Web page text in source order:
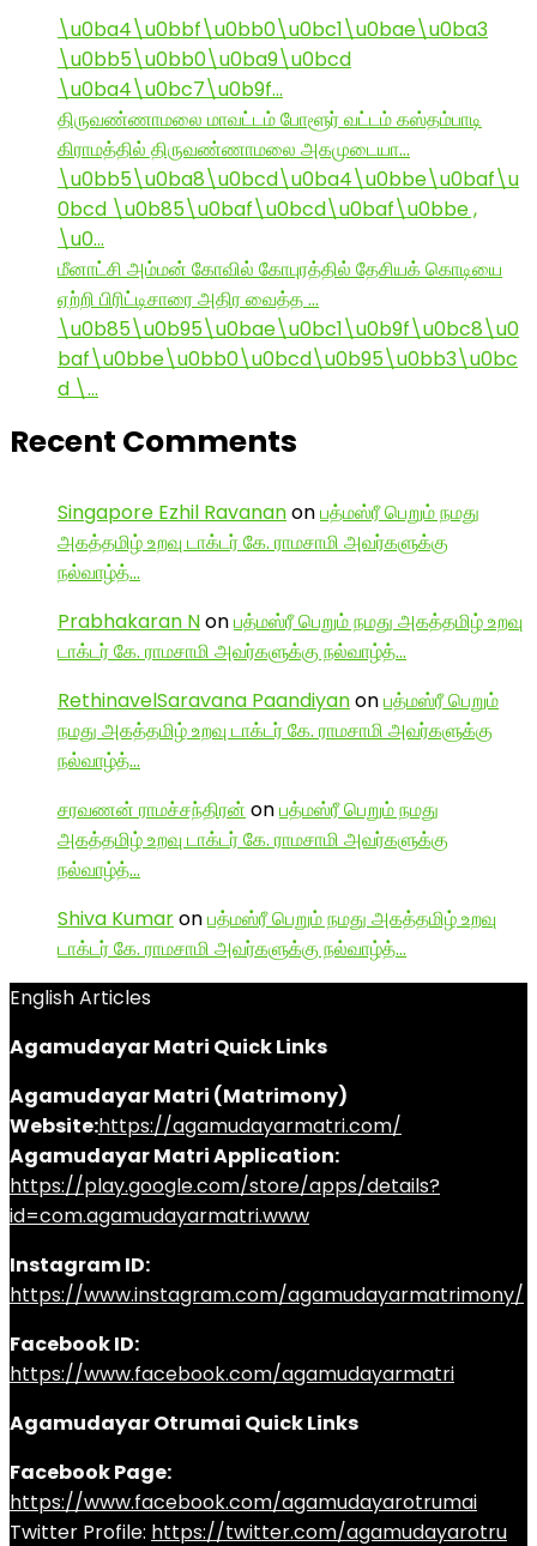
\u0ba4\u0bbf\u0bb0\u0bc1\u0bae\u0ba3
\u0bb5\u0bb0\u0ba9\u0bcd
\u0ba4\u0bc7\u0b9f…
திருவண்ணாமலை மாவட்டம் போளூர் வட்டம் கஸ்தம்பாடி
கிராமத்தில் திருவண்ணாமலை அகமுடையா…
\u0bb5\u0ba8\u0bcd\u0ba4\u0bbe\u0baf\u
0bcd \u0b85\u0baf\u0bcd\u0baf\u0bbe ,
\u0…
மீனாட்சி அம்மன் கோவில் கோபுரத்தில் தேசியக் கொடியை
ஏற்றி பிரிட்டிசாரை அதிர வைத்த …
\u0b85\u0b95\u0bae\u0bc1\u0b9f\u0bc8\u0
baf\u0bbe\u0bb0\u0bcd\u0b95\u0bb3\u0bc
d \…
Recent Comments
Singapore Ezhil Ravananonபத்மஸ்ரீ பெறும் நமது
அகத்தமிழ் உறவு டாக்டர் கே. ராமசாமி அவர்களுக்கு
நல்வாழ்த்…
Prabhakaran Nonபத்மஸ்ரீ பெறும் நமது அகத்தமிழ் உறவு
டாக்டர் கே. ராமசாமி அவர்களுக்கு நல்வாழ்த்…
RethinavelSaravana Paandiyanonபத்மஸ்ரீ பெறும்
நமது அகத்தமிழ் உறவு டாக்டர் கே. ராமசாமி அவர்களுக்கு
நல்வாழ்த்…
சரவணன் ராமச்சந்திரன் onபத்மஸ்ரீ பெறும் நமது
அகத்தமிழ் உறவு டாக்டர் கே. ராமசாமி அவர்களுக்கு
நல்வாழ்த்…
Shiva Kumaronபத்மஸ்ரீ பெறும் நமது அகத்தமிழ் உறவு
டாக்டர் கே. ராமசாமி அவர்களுக்கு நல்வாழ்த்…
English Articles
Agamudayar Matri Quick Links
Agamudayar Matri (Matrimony)
Website:https://agamudayarmatri.com/
Agamudayar Matri Application:
https://play.google.com/store/apps/details?
id=com.agamudayarmatri.www
Instagram ID:
https://www.instagram.com/agamudayarmatrimony/
Facebook ID:
https://www.facebook.com/agamudayarmatri
Agamudayar Otrumai Quick Links
Facebook Page:
https://www.facebook.com/agamudayarotrumai
Twitter Profile: https://twitter.com/agamudayarotru